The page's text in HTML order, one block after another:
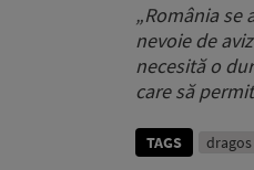
„România
nevoie de
necesită o
care să
TAGS